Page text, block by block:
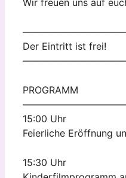
Wir freuen uns auf
Der Eintritt ist frei!
PROGRAMM
15:00 Uhr
Feierliche Eröffnung
15:30 Uhr